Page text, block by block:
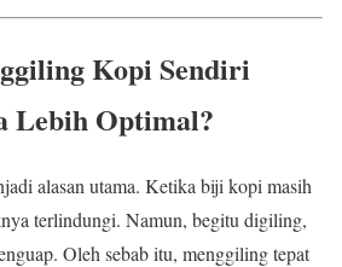
Kopi Sendiri
Lebih Optimal?
alasan utama. Ketika biji kopi masih
terlindungi. Namun, begitu digiling,
Oleh sebab itu, menggiling tepat